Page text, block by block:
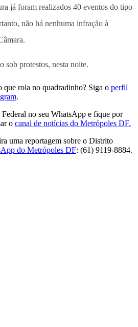
já foram realizados 40 eventos do tipo
não há nenhuma infração à
sob protestos, nesta noite.
rola no quadradinho? Siga o perfil
.
no seu WhatsApp e fique por
o canal de notícias do Metrópoles DF.
uma reportagem sobre o Distrito
do Metrópoles DF: (61) 9119-8884.